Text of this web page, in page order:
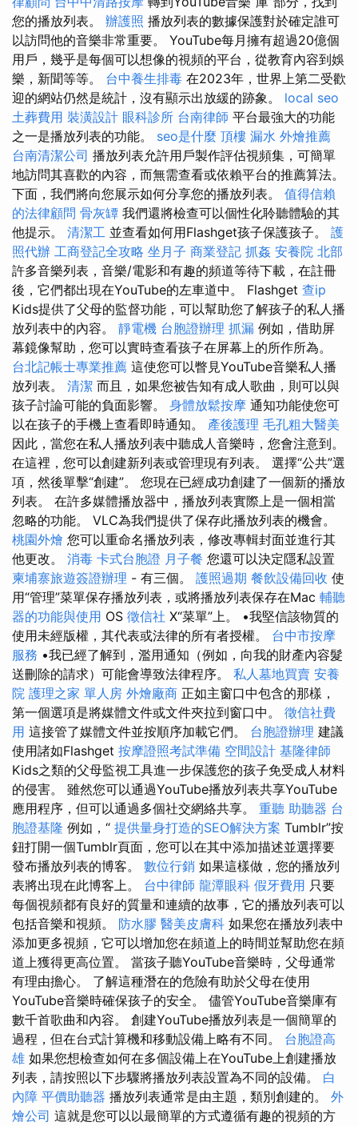
您的播放列表。 辦護照 播放列表的數據保護對於確定誰可
以訪問他的音樂非常重要。 YouTube每月擁有超過20億個
用戶，幾乎是每個可以想像的視頻的平台，從教育內容到娛
樂，新聞等等。 台中養生排毒 在2023年，世界上第二受歡
迎的網站仍然是統計，沒有顯示出放緩的跡象。 local seo
土葬費用 裝潢設計 眼科診所 台南律師 平台最強大的功能
之一是播放列表的功能。 seo是什麼 頂樓 漏水 外燴推薦
台南清潔公司 播放列表允許用戶製作評估視頻集，可簡單
地訪問其喜歡的內容，而無需查看或依賴平台的推薦算法。
下面，我們將向您展示如何分享您的播放列表。 值得信賴
的法律顧問 骨灰罈 我們還將檢查可以個性化聆聽體驗的其
他提示。 清潔工 並查看如何用Flashget孩子保護孩子。 護
照代辦 工商登記全攻略 坐月子 商業登記 抓姦 安養院 北部
許多音樂列表，音樂/電影和有趣的頻道等待下載，在註冊
後，它們都出現在YouTube的左車道中。 Flashget 查ip
Kids提供了父母的監督功能，可以幫助您了解孩子的私人播
放列表中的內容。 靜電機 台胞證辦理 抓漏 例如，借助屏
幕鏡像幫助，您可以實時查看孩子在屏幕上的所作所為。
台北記帳士專業推薦 這使您可以瞥見YouTube音樂私人播
放列表。 清潔 而且，如果您被告知有成人歌曲，則可以與
孩子討論可能的負面影響。 身體放鬆按摩 通知功能使您可
以在孩子的手機上查看即時通知。 產後護理 毛孔粗大醫美
因此，當您在私人播放列表中聽成人音樂時，您會注意到。
在這裡，您可以創建新列表或管理現有列表。 選擇“公共”選
項，然後單擊“創建”。 您現在已經成功創建了一個新的播放
列表。 在許多媒體播放器中，播放列表實際上是一個相當
忽略的功能。 VLC為我們提供了保存此播放列表的機會。
桃園外燴 您可以重命名播放列表，修改專輯封面並進行其
他更改。 消毒 卡式台胞證 月子餐 您還可以決定隱私設置
柬埔寨旅遊簽證辦理 - 有三個。 護照過期 餐飲設備回收 使
用“管理”菜單保存播放列表，或將播放列表保存在Mac 輔聽
器的功能與使用 OS 徵信社 X“菜單”上。 •我堅信該物質的
使用未經版權，其代表或法律的所有者授權。 台中市按摩
服務 •我已經了解到，濫用通知（例如，向我的財產內容髮
送刪除的請求）可能會導致法律程序。 私人墓地買賣 安養
院 護理之家 單人房 外燴廠商 正如主窗口中包含的那樣，
第一個選項是將媒體文件或文件夾拉到窗口中。 徵信社費
用 這接管了媒體文件並按順序加載它們。 台胞證辦理 建議
使用諸如Flashget 按摩證照考試準備 空間設計 基隆律師
Kids之類的父母監視工具進一步保護您的孩子免受成人材料
的侵害。 雖然您可以通過YouTube播放列表共享YouTube
應用程序，但可以通過多個社交網絡共享。 重聽 助聽器 台
胞證基隆 例如，“ 提供量身打造的SEO解決方案 Tumblr”按
鈕打開一個Tumblr頁面，您可以在其中添加描述並選擇要
發布播放列表的博客。 數位行銷 如果這樣做，您的播放列
表將出現在此博客上。 台中律師 龍潭眼科 假牙費用 只要
每個視頻都有良好的質量和連續的故事，它的播放列表可以
包括音樂和視頻。 防水膠 醫美皮膚科 如果您在播放列表中
添加更多視頻，它可以增加您在頻道上的時間並幫助您在頻
道上獲得更高位置。 當孩子聽YouTube音樂時，父母通常
有理由擔心。 了解這種潛在的危險有助於父母在使用
YouTube音樂時確保孩子的安全。 儘管YouTube音樂庫有
數千首歌曲和內容。 創建YouTube播放列表是一個簡單的
過程，但在台式計算機和移動設備上略有不同。 台胞證高
雄 如果您想檢查如何在多個設備上在YouTube上創建播放
列表，請按照以下步驟將播放列表設置為不同的設備。 白
內障 平價助聽器 播放列表通常是由主題，類別創建的。 外
燴公司 這就是您可以以最簡單的方式遵循有趣的視頻的方